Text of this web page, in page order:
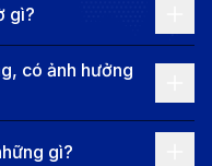
và Hà Nội đi
chục chuyến
AirAsia, Kuala
gì?
có ảnh hưởng
gì?